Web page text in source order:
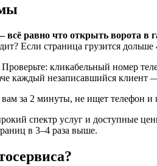
всё равно что открыть ворота
Если страница грузится
кликабельный номер
каждый незаписавшийся клиент
за 2 минуты, не ищет телефон и
спектр услуг и
в 3–4 раза выше.